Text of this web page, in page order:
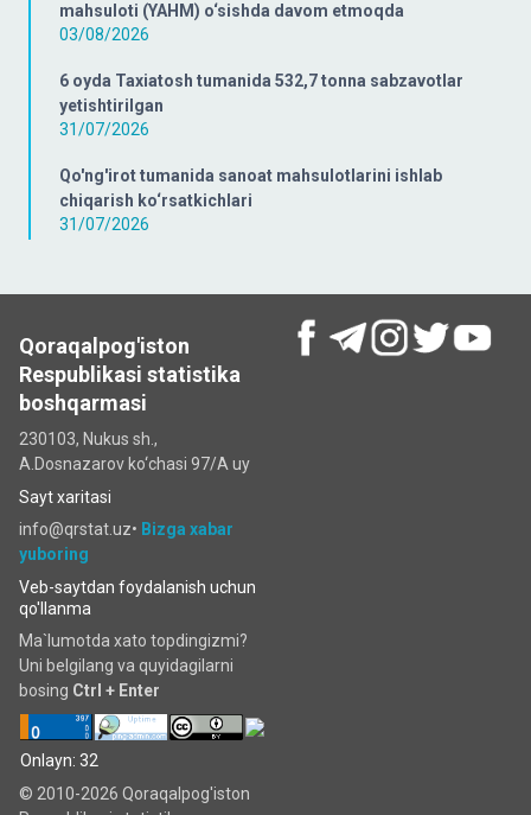
mahsuloti (YAHM) o‘sishda davom etmoqda
03/08/2026
6 oyda Taxiatosh tumanida 532,7 tonna sabzavotlar
yetishtirilgan
31/07/2026
Qo'ng'irot tumanida sanoat mahsulotlarini ishlab
chiqarish ko‘rsatkichlari
31/07/2026
Qoraqalpog'iston
Respublikasi statistika
boshqarmasi
230103, Nukus sh.,
A.Dosnazarov ko‘chаsi 97/A uy
Sayt xaritasi
info@qrstat.uz• Bizga xabar
yuboring
Veb-saytdan foydalanish uchun
qo'llanma
Ma`lumotda xato topdingizmi?
Uni belgilang va quyidagilarni
bosing Ctrl + Enter
Onlayn: 32
© 2010-2026 Qoraqalpog'iston